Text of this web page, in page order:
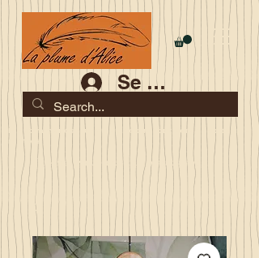
Se connecter
Les commandes jusqu'au 2 août sont garanties pour la
rentrée
Je serai en congés du 10 au 23 août